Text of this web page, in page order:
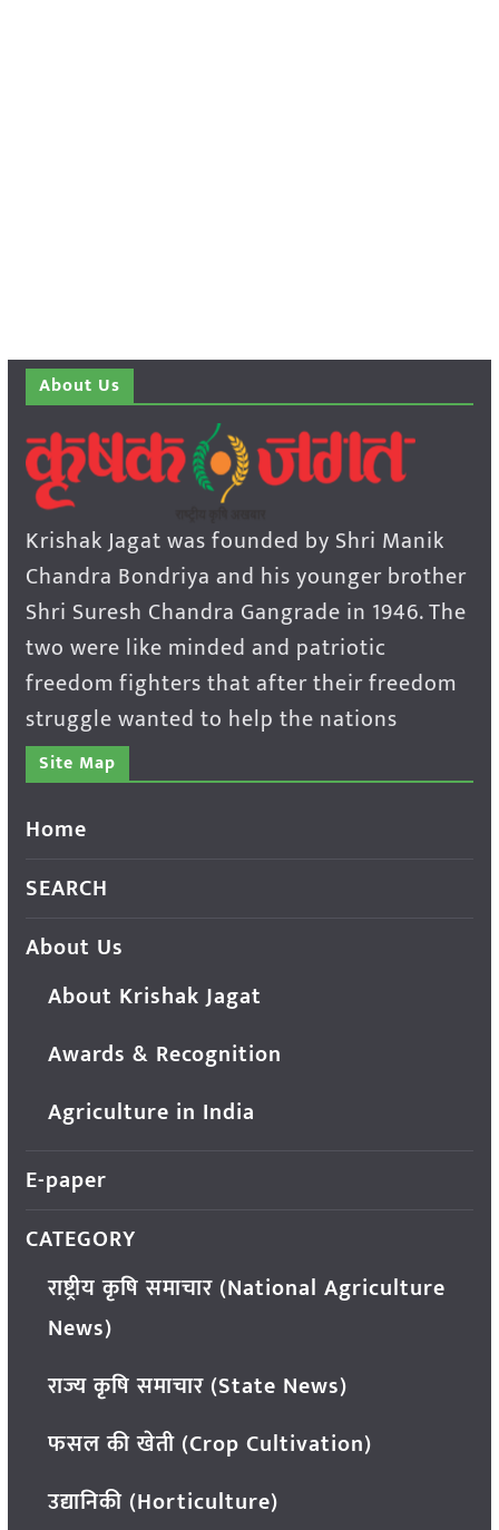
About Us
Krishak Jagat was founded by Shri Manik
Chandra Bondriya and his younger brother
Shri Suresh Chandra Gangrade in 1946. The
two were like minded and patriotic
freedom fighters that after their freedom
struggle wanted to help the nations
Site Map
Home
SEARCH
About Us
About Krishak Jagat
Awards & Recognition
Agriculture in India
E-paper
CATEGORY
राष्ट्रीय कृषि समाचार (National Agriculture
News)
राज्य कृषि समाचार (State News)
फसल की खेती (Crop Cultivation)
उद्यानिकी (Horticulture)